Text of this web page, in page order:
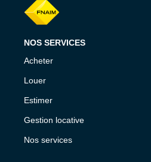
NOS SERVICES
Acheter
Louer
Estimer
Gestion locative
Nos services